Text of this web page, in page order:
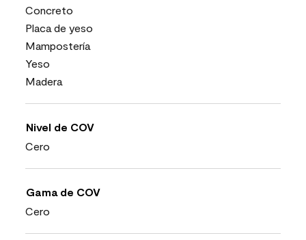
Concreto
Placa de yeso
Mampostería
Yeso
Madera
Nivel de COV
Cero
Gama de COV
Cero